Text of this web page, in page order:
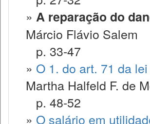
» A reparação do
Márcio Flávio Salem
p. 33-47
» O 1. do art. 71 da
Martha Halfeld F. de
p. 48-52
» O salário em